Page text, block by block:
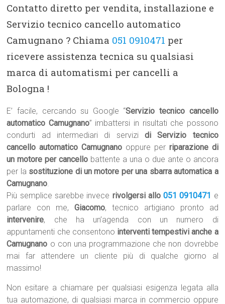
Contatto diretto per vendita, installazione e
Servizio tecnico cancello automatico
Camugnano ? Chiama 051 0910471 per
ricevere assistenza tecnica su qualsiasi
marca di automatismi per cancelli a
Bologna !
E’ facile, cercando su Google “Servizio tecnico cancello
automatico Camugnano” imbattersi in risultati che possono
condurti ad intermediari di servizi di Servizio tecnico
cancello automatico Camugnano oppure per riparazione di
un motore per cancello battente a una o due ante o ancora
per la sostituzione di un motore per una sbarra automatica a
Camugnano.
Più semplice sarebbe invece rivolgersi allo051 0910471 e
parlare con me,Giacomo, tecnico artigiano pronto ad
intervenire, che ha un’agenda con un numero di
appuntamenti che consentono interventi tempestivi anche a
Camugnano o con una programmazione che non dovrebbe
mai far attendere un cliente più di qualche giorno al
massimo!
Non esitare a chiamare per qualsiasi esigenza legata alla
tua automazione, di qualsiasi marca in commercio oppure